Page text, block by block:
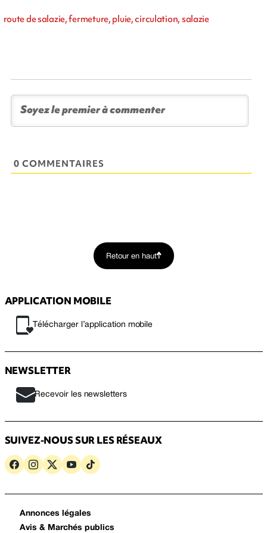
route de salazie, fermeture, pluie, circulation, salazie
0 COMMENTAIRES
Retour en haut
APPLICATION MOBILE
Télécharger l’application mobile
NEWSLETTER
Recevoir les newsletters
SUIVEZ-NOUS SUR LES RÉSEAUX
Annonces légales
Avis & Marchés publics